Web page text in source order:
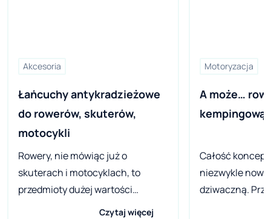
Akcesoria
Łańcuchy antykradzieżowe
do rowerów, skuterów,
Rowery, nie mówiąc już o
skuterach i motocyklach, to
przedmioty dużej wartości
materialnej, a często iCzytaj więcej
Motoryzacja
A może…
kempingową?
Całość
niezwykle
dziwaczną.